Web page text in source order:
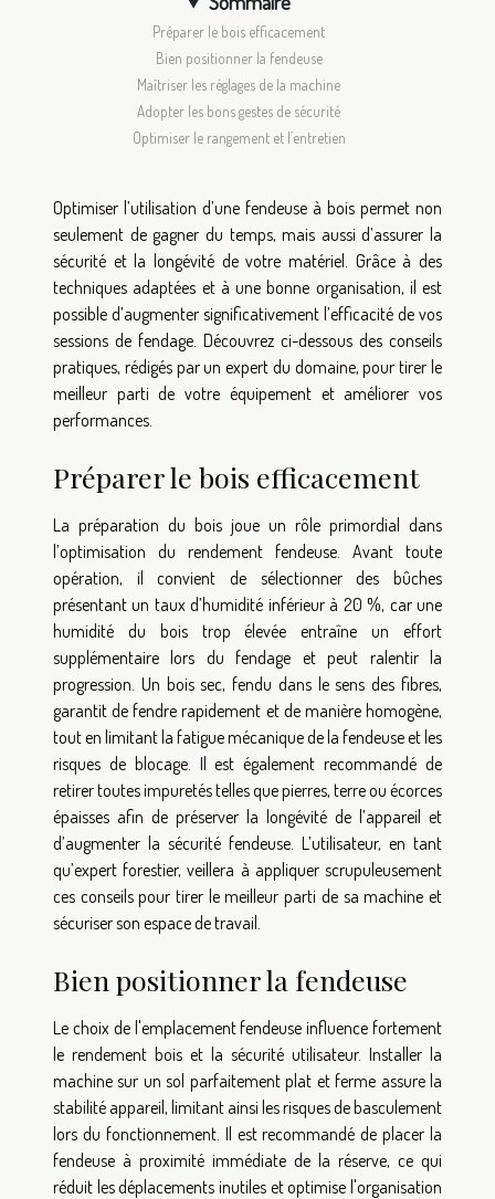
Préparer le bois efficacement
Bien positionner la fendeuse
Maîtriser les réglages de la machine
Adopter les bons gestes de sécurité
Optimiser le rangement et l’entretien
Optimiser l’utilisation d’une fendeuse à bois permet non
seulement de gagner du temps, mais aussi d’assurer la
sécurité et la longévité de votre matériel. Grâce à des
techniques adaptées et à une bonne organisation, il est
possible d’augmenter significativement l’efficacité de vos
sessions de fendage. Découvrez ci-dessous des conseils
pratiques, rédigés par un expert du domaine, pour tirer le
meilleur parti de votre équipement et améliorer vos
performances.
Préparer le bois efficacement
La préparation du bois joue un rôle primordial dans
l’optimisation du rendement fendeuse. Avant toute
opération, il convient de sélectionner des bûches
présentant un taux d’humidité inférieur à 20 %, car une
humidité du bois trop élevée entraîne un effort
supplémentaire lors du fendage et peut ralentir la
progression. Un bois sec, fendu dans le sens des fibres,
garantit de fendre rapidement et de manière homogène,
tout en limitant la fatigue mécanique de la fendeuse et les
risques de blocage. Il est également recommandé de
retirer toutes impuretés telles que pierres, terre ou écorces
épaisses afin de préserver la longévité de l’appareil et
d’augmenter la sécurité fendeuse. L’utilisateur, en tant
qu’expert forestier, veillera à appliquer scrupuleusement
ces conseils pour tirer le meilleur parti de sa machine et
sécuriser son espace de travail.
Bien positionner la fendeuse
Le choix de l'emplacement fendeuse influence fortement
le rendement bois et la sécurité utilisateur. Installer la
machine sur un sol parfaitement plat et ferme assure la
stabilité appareil, limitant ainsi les risques de basculement
lors du fonctionnement. Il est recommandé de placer la
fendeuse à proximité immédiate de la réserve, ce qui
réduit les déplacements inutiles et optimise l'organisation